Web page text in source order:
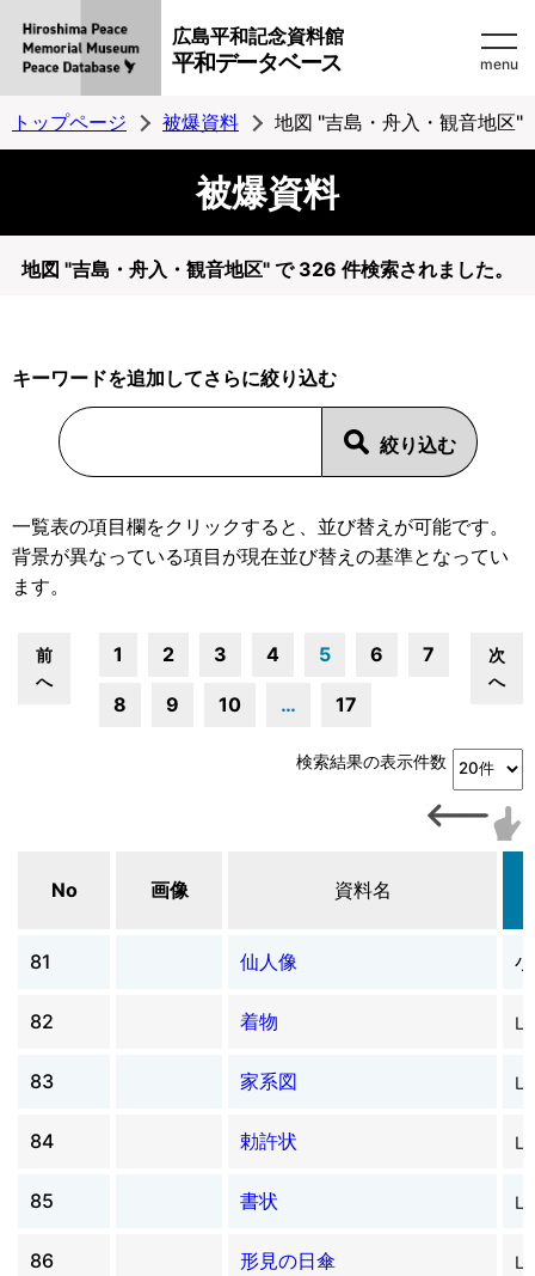
広島平和記念資料館
平和データベース menu
トップページ 被爆資料 地図 "吉島・舟入・観音地区"
被爆資料
地図 "吉島・舟入・観音地区" で 326 件検索されました。
キーワードを追加してさらに絞り込む
一覧表の項目欄をクリックすると、並び替えが可能です。
背景が異なっている項目が現在並び替えの基準となってい
ます。
前
へ
1 2 3 4 5 6 7
8 9 10 … 17
次
へ
検索結果の表示件数
No 画像 資料名
81 仙人像
82 着物
83 家系図
84 勅許状
85 書状
86 形見の日傘